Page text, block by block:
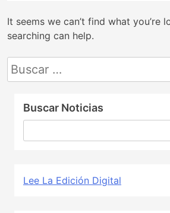
It seems we can’t find what you’re
searching can help.
Buscar:
Buscar Noticias
Lee La Edición Digital